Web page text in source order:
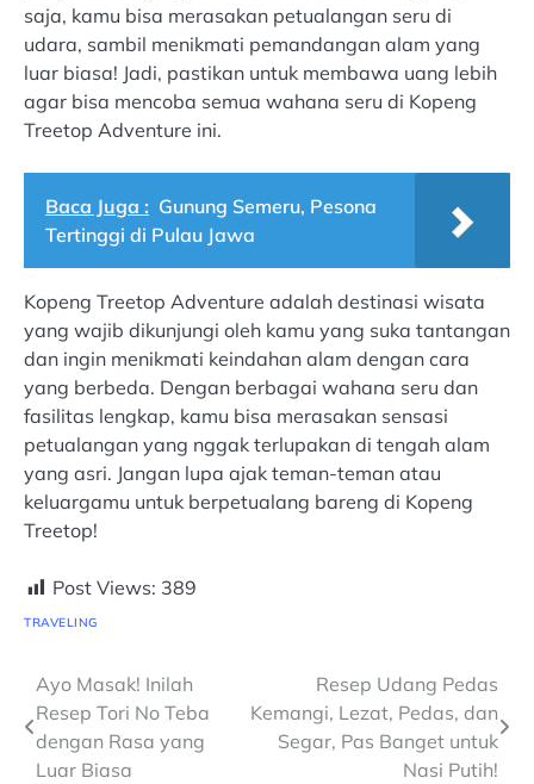
saja, kamu bisa merasakan petualangan seru di
udara, sambil menikmati pemandangan alam yang
luar biasa! Jadi, pastikan untuk membawa uang lebih
agar bisa mencoba semua wahana seru di Kopeng
Treetop Adventure ini.
Baca Juga : Gunung Semeru, Pesona
Tertinggi di Pulau Jawa
Kopeng Treetop Adventure adalah destinasi wisata
yang wajib dikunjungi oleh kamu yang suka tantangan
dan ingin menikmati keindahan alam dengan cara
yang berbeda. Dengan berbagai wahana seru dan
fasilitas lengkap, kamu bisa merasakan sensasi
petualangan yang nggak terlupakan di tengah alam
yang asri. Jangan lupa ajak teman-teman atau
keluargamu untuk berpetualang bareng di Kopeng
Treetop!
Post Views: 389
TRAVELING
Navigasi
pos
Ayo Masak! Inilah
Resep Tori No Teba
dengan Rasa yang
Luar Biasa
Resep Udang Pedas
Kemangi, Lezat, Pedas, dan
Segar, Pas Banget untuk
Nasi Putih!